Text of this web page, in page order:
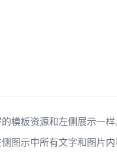
模板资源和左侧展示一样
图示中所有文字和图片内